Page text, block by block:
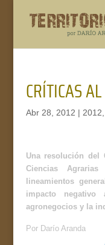
CRÍTICAS
Abr 28, 2012 | 2012
Una resolución del
Ciencias
lineamientos
impacto
agronegocios y la
Por Darío Aranda